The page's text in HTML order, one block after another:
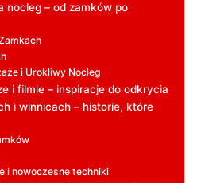
nocleg – od zamków po
i Urokliwy Nocleg
i filmie – inspiracje do odkrycia
i winnicach – historie, które
i nowoczesne techniki